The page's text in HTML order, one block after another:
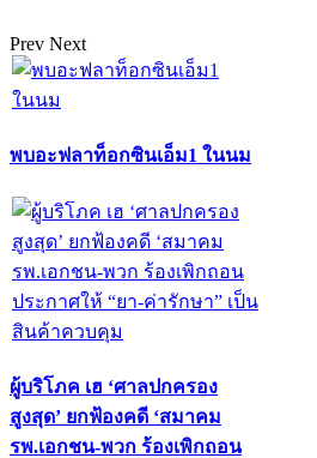
Prev Next
พบอะฟลาท็อกซินเอ็ม1 ในนม
ผู้บริโภค เฮ ‘ศาลปกครอง
สูงสุด’ ยกฟ้องคดี ‘สมาคม
รพ.เอกชน-พวก ร้องเพิกถอน